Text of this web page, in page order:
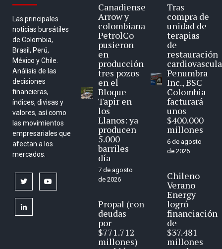
Las principales
noticias bursátiles
de Colombia,
Brasil, Perú,
México y Chile.
Análisis de las
decisiones
financieras,
índices, divisas y
valores, así como
las movimientos
empresariales que
afectan a los
mercados.
twitter
linkedin
Canadiense
Arrow y
colombiana
PetrolCo
pusieron
en
producción
tres pozos
en el
Bloque
Tapir en
los
Llanos: ya
producen
5.000
barriles
día
7 de agosto
de 2026
Propal (con
deudas
por
$771.712
millones)
Tras
compra de
unidad de
terapias
de
restauración
Penumbra
Inc., BSC
Colombia
facturará
unos
$400.000
millones
6 de agosto
de 2026
Chileno
Verano
Energy
logró
financiación
de
$37.481
millones